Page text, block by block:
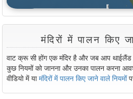
मंदिरों में पालन किए
वाट क्रू सी होंग एक मंदिर है और जब आप थाईलैंड
कुछ नियमों को जानना और उनका पालन करना
वीडियो में यामंदिरों में पालन किए जाने वाले नियमों